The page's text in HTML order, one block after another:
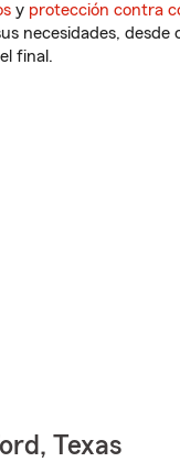
y protección contra
necesidades,
final.
Texas